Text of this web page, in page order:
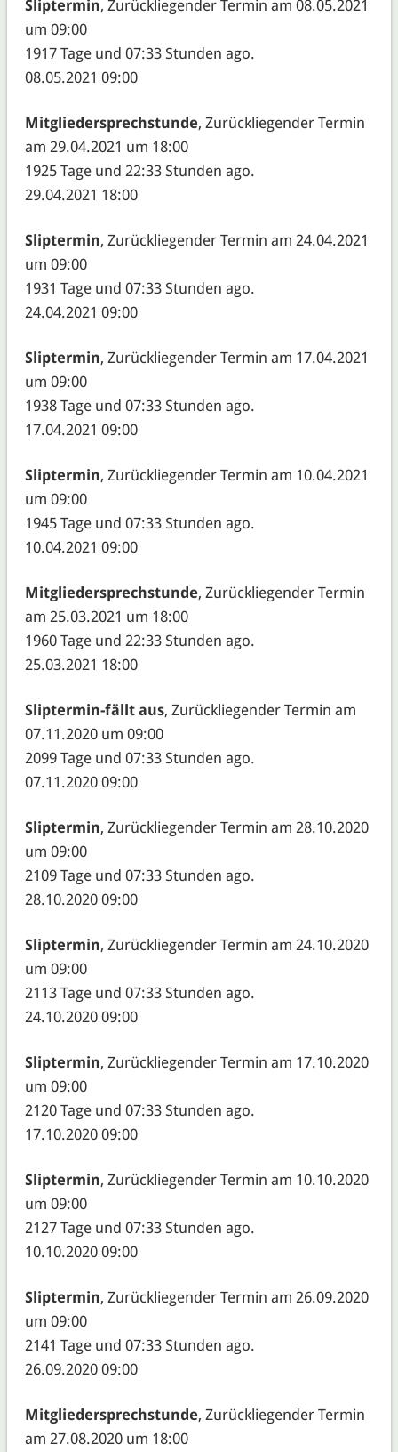
Sliptermin, Zurückliegender Termin am 08.05.2021
um 09:00
1917 Tage und 07:33 Stunden ago.
08.05.2021 09:00
Mitgliedersprechstunde, Zurückliegender Termin
am 29.04.2021 um 18:00
1925 Tage und 22:33 Stunden ago.
29.04.2021 18:00
Sliptermin, Zurückliegender Termin am 24.04.2021
um 09:00
1931 Tage und 07:33 Stunden ago.
24.04.2021 09:00
Sliptermin, Zurückliegender Termin am 17.04.2021
um 09:00
1938 Tage und 07:33 Stunden ago.
17.04.2021 09:00
Sliptermin, Zurückliegender Termin am 10.04.2021
um 09:00
1945 Tage und 07:33 Stunden ago.
10.04.2021 09:00
Mitgliedersprechstunde, Zurückliegender Termin
am 25.03.2021 um 18:00
1960 Tage und 22:33 Stunden ago.
25.03.2021 18:00
Sliptermin-fällt aus, Zurückliegender Termin am
07.11.2020 um 09:00
2099 Tage und 07:33 Stunden ago.
07.11.2020 09:00
Sliptermin, Zurückliegender Termin am 28.10.2020
um 09:00
2109 Tage und 07:33 Stunden ago.
28.10.2020 09:00
Sliptermin, Zurückliegender Termin am 24.10.2020
um 09:00
2113 Tage und 07:33 Stunden ago.
24.10.2020 09:00
Sliptermin, Zurückliegender Termin am 17.10.2020
um 09:00
2120 Tage und 07:33 Stunden ago.
17.10.2020 09:00
Sliptermin, Zurückliegender Termin am 10.10.2020
um 09:00
2127 Tage und 07:33 Stunden ago.
10.10.2020 09:00
Sliptermin, Zurückliegender Termin am 26.09.2020
um 09:00
2141 Tage und 07:33 Stunden ago.
26.09.2020 09:00
Mitgliedersprechstunde, Zurückliegender Termin
am 27.08.2020 um 18:00